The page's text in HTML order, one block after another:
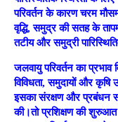
परिवर्तन के कारण चरम
वृद्धि, समुद्र की सतह के
तटीय और समुद्री
जलवायु परिवर्तन का
विविधता, समुदायों और कृषि
इसका संरक्षण और प्रबंधन
की।तो प्रशिक्षण की शुरुआत